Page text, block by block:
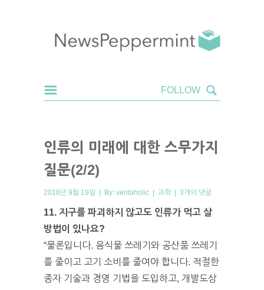
인류의 미래에 대한 스무가지
질문(2/2)
2016년 9월 19일 | By: veritaholic | 과학 | 3개의 댓글
11. 지구를 파괴하지 않고도 인류가 먹고 살
방법이 있나요?
“물론입니다. 음식물 쓰레기와 공산품 쓰레기
를 줄이고 고기 소비를 줄여야 합니다. 적절한
종자 기술과 경영 기법을 도입하고, 개발도상